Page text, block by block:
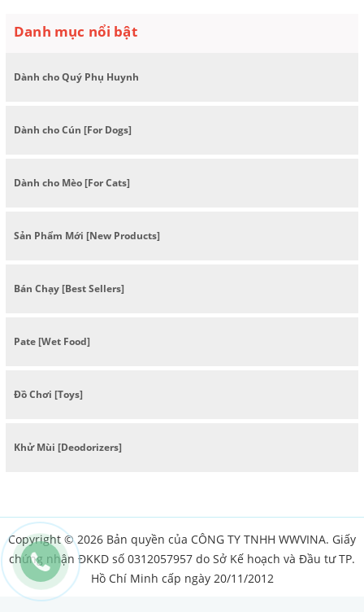
Danh mục nổi bật
Dành cho Quý Phụ Huynh
Dành cho Cún [For Dogs]
Dành cho Mèo [For Cats]
Sản Phẩm Mới [New Products]
Bán Chạy [Best Sellers]
Pate [Wet Food]
Đồ Chơi [Toys]
Khử Mùi [Deodorizers]
Copyright © 2026 Bản quyền của CÔNG TY TNHH WWVINA. Giấy
chứng nhận ĐKKD số 0312057957 do Sở Kế hoạch và Đầu tư TP.
Hồ Chí Minh cấp ngày 20/11/2012